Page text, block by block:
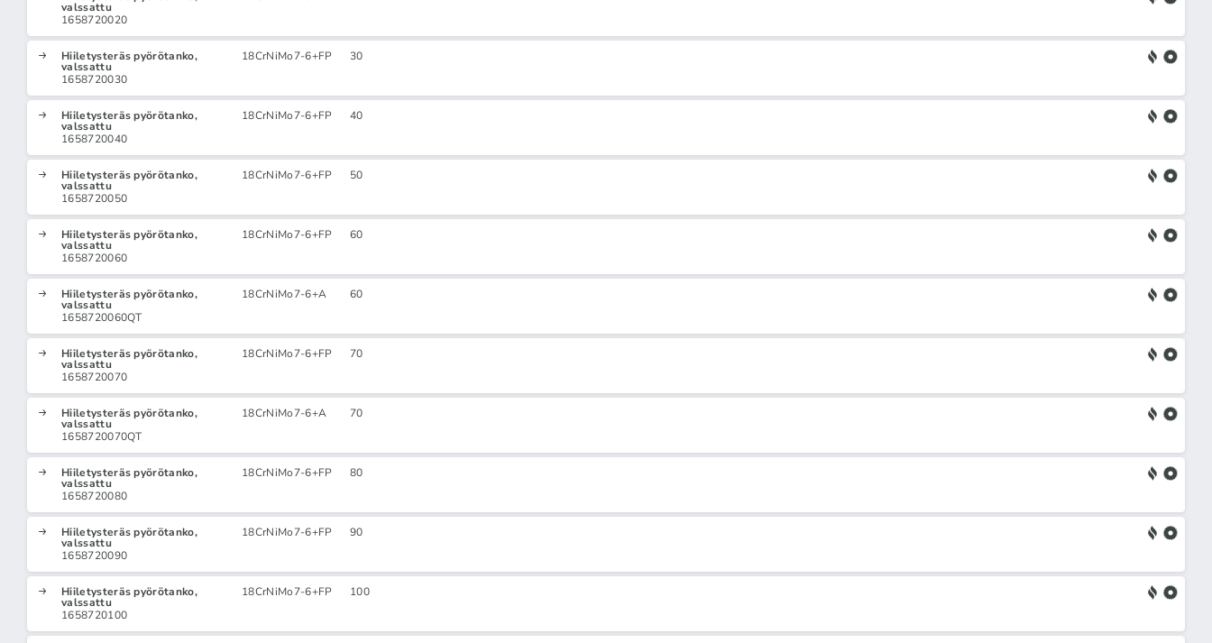
valssattu
1658720020
Hiiletysteräs pyörötanko,
valssattu
1658720030
18CrNiMo7-6+FP 30
Hiiletysteräs pyörötanko,
valssattu
1658720040
18CrNiMo7-6+FP 40
Hiiletysteräs pyörötanko,
valssattu
1658720050
18CrNiMo7-6+FP 50
Hiiletysteräs pyörötanko,
valssattu
1658720060
18CrNiMo7-6+FP 60
Hiiletysteräs pyörötanko,
valssattu
1658720060QT
18CrNiMo7-6+A 60
Hiiletysteräs pyörötanko,
valssattu
1658720070
18CrNiMo7-6+FP 70
Hiiletysteräs pyörötanko,
valssattu
1658720070QT
18CrNiMo7-6+A 70
Hiiletysteräs pyörötanko,
valssattu
1658720080
18CrNiMo7-6+FP 80
Hiiletysteräs pyörötanko,
valssattu
1658720090
18CrNiMo7-6+FP 90
Hiiletysteräs pyörötanko,
valssattu
1658720100
18CrNiMo7-6+FP 100